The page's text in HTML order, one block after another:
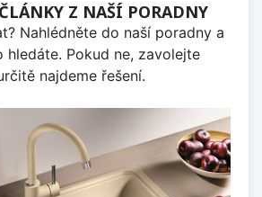
Z NAŠÍ PORADNY
Nahlédněte do naší poradny a
hledáte. Pokud ne, zavolejte
najdeme řešení.